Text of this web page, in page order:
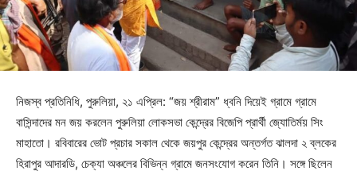
নিজস্ব প্রতিনিধি, পুরুলিয়া, ২১ এপ্রিল: “জয় শ্রীরাম” ধ্বনি দিয়েই গ্রামে গ্রামে
বাসিন্দাদের মন জয় করলেন পুরুলিয়া লোকসভা কেন্দ্রের বিজেপি প্রার্থী জ্যোতির্ময় সিং
মাহাতো। রবিবারের ভোট প্রচার সকাল থেকে জয়পুর কেন্দ্রের অন্তর্গত ঝালদা ২ ব্লকের
হিরাপুর আদারডি, চেক্যা অঞ্চলের বিভিন্ন গ্রামে জনসংযোগ করেন তিনি। সঙ্গে ছিলেন